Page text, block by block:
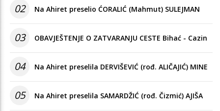
02 Na Ahiret preselio ĆORALIĆ (Mahmut) SULEJMAN
03 OBAVJEŠTENJE O ZATVARANJU CESTE Bihać - Cazin
04 Na Ahiret preselila DERVIŠEVIĆ (rođ. ALIČAJIĆ) MINE
05 Na Ahiret preselila SAMARDŽIĆ (rođ. Čizmić) AJIŠA